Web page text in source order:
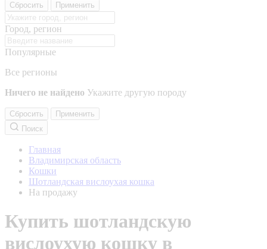
Сбросить Применить
Город, регион
Популярные
Все регионы
Ничего не найдено Укажите другую породу
Сбросить
Применить
Поиск
Главная
Владимирская область
Кошки
Шотландская вислоухая кошка
На продажу
Купить шотландскую
вислоухую кошку в